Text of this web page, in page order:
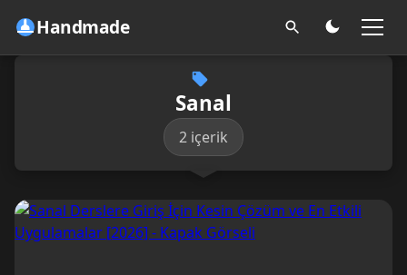
Handmade
Sanal
2 içerik